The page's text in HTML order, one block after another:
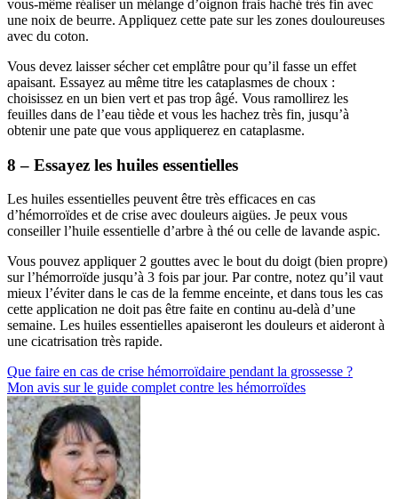
vous-même réaliser un mélange d’oignon frais haché très fin avec
une noix de beurre. Appliquez cette pate sur les zones douloureuses
avec du coton.
Vous devez laisser sécher cet emplâtre pour qu’il fasse un effet
apaisant. Essayez au même titre les cataplasmes de choux :
choisissez en un bien vert et pas trop âgé. Vous ramollirez les
feuilles dans de l’eau tiède et vous les hachez très fin, jusqu’à
obtenir une pate que vous appliquerez en cataplasme.
8 – Essayez les huiles essentielles
Les huiles essentielles peuvent être très efficaces en cas
d’hémorroïdes et de crise avec douleurs aigües. Je peux vous
conseiller l’huile essentielle d’arbre à thé ou celle de lavande aspic.
Vous pouvez appliquer 2 gouttes avec le bout du doigt (bien propre)
sur l’hémorroïde jusqu’à 3 fois par jour. Par contre, notez qu’il vaut
mieux l’éviter dans le cas de la femme enceinte, et dans tous les cas
cette application ne doit pas être faite en continu au-delà d’une
semaine. Les huiles essentielles apaiseront les douleurs et aideront à
une cicatrisation très rapide.
Navigation
de
l’article
Que faire en cas de crise hémorroïdaire pendant la grossesse ?
Mon avis sur le guide complet contre les hémorroïdes